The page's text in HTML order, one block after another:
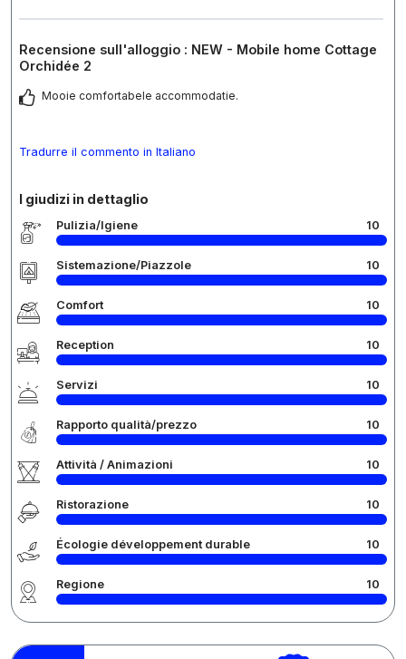
Recensione sull'alloggio : NEW - Mobile home Cottage
Orchidée 2
Mooie comfortabele accommodatie.
Tradurre il commento in Italiano
I giudizi in dettaglio
Pulizia/Igiene 10
Sistemazione/Piazzole 10
Comfort 10
Reception 10
Servizi 10
Rapporto qualità/prezzo 10
Attività / Animazioni 10
Ristorazione 10
Écologie développement durable 10
Regione 10